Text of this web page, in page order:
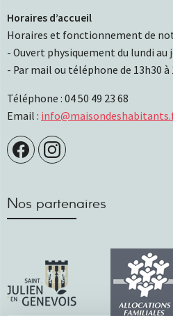
Horaires d’accueil
Horaires et fonctionnement de
- Ouvert physiquement du lundi au
- Par mail ou téléphone de 13h30 à
Téléphone : 04 50 49 23 68
Email :
Nos partenaires